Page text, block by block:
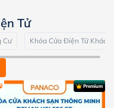
Tử
Cư Khóa Cửa Điện Tử Khách
Premium